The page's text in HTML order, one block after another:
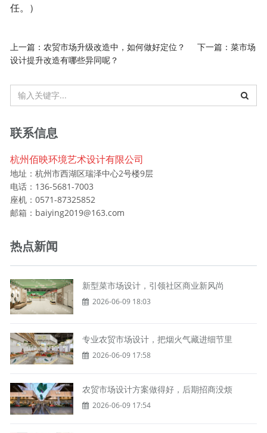
任。）
上一篇： 农贸市场升级改造中，如何做好定位？ 下一篇：菜市场
设计提升改造有哪些异同呢？
联系信息
杭州佰映环境艺术设计有限公司
地址：杭州市西湖区瑞泽中心2号楼9层
电话：136-5681-7003
座机：0571-87325852
邮箱：baiying2019@163.com
热点新闻
新型菜市场设计，引领社区商业新风尚
2026-06-09 18:03
专业农贸市场设计，把烟火气藏进细节里
2026-06-09 17:58
农贸市场设计方案做得好，后期招商没烦
2026-06-09 17:54